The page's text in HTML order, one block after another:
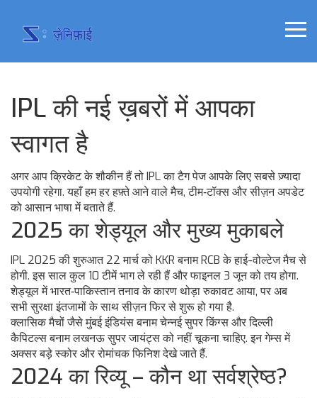
IPL की नई ख़बरों में आपका
स्वागत है
अगर आप क्रिकेट के शौकीन हैं तो IPL का टैग पेज आपके लिए सबसे ज़्यादा
उपयोगी रहेगा. यहाँ हम हर हफ़्ते आने वाले मैच, टीम‑टॉक्स और सीज़न अपडेट
को आसान भाषा में बताते हैं.
2025 का शेड्यूल और मुख्य मुकाबले
IPL 2025 की शुरुआत 22 मार्च को KKR बनाम RCB के हाई-वोल्टेज मैच से
होगी. इस साल कुल 10 टीमें भाग ले रही हैं और फाइनल 3 जून को तय होगा.
शेड्यूल में भारत‑पाकिस्तान तनाव के कारण थोड़ा रुकावट आया, पर अब
सभी सुरक्षा इंतजामों के साथ सीज़न फिर से शुरू हो गया है.
क्लासिक मैचों जैसे मुंबई इंडियंस बनाम चेन्नई सुपर किंग्स और दिल्ली
कैपिटल्स बनाम लखनऊ सुपर जायंट्स को नहीं चूकना चाहिए. इन गेम्स में
अक्सर बड़े स्कोर और रोमांचक फिनिश देखे जाते हैं.
2024 का रिव्यू – कौन था सर्वश्रेष्ठ?